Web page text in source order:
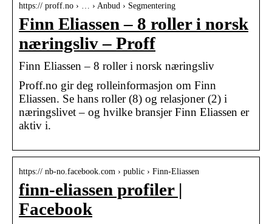
https:// proff.no › … › Anbud › Segmentering
Finn Eliassen – 8 roller i norsk
næringsliv – Proff
Finn Eliassen – 8 roller i norsk næringsliv
Proff.no gir deg rolleinformasjon om Finn
Eliassen. Se hans roller (8) og relasjoner (2) i
næringslivet – og hvilke bransjer Finn Eliassen er
aktiv i.
https:// nb-no.facebook.com › public › Finn-Eliassen
finn-eliassen profiler |
Facebook